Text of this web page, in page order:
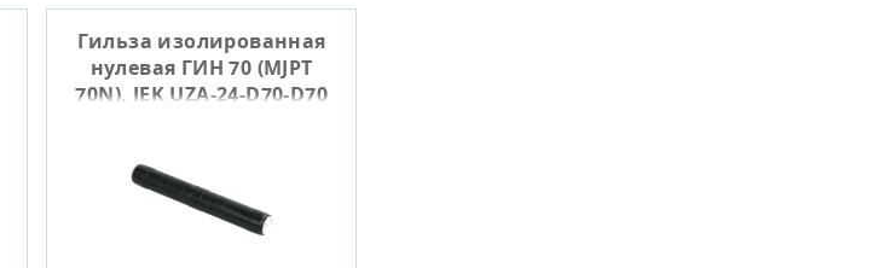
Гильза изолированная
нулевая ГИН 70 (MJPT
70N), IEK UZA-24-D70-D70